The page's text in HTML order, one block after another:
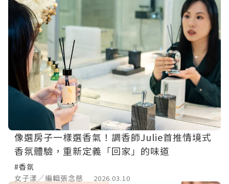
像選房子一樣選香氣！調香師Julie首推情境式
香氛體驗，重新定義「回家」的味道
#香氛
女子漾／編輯張念慈
2026.03.10